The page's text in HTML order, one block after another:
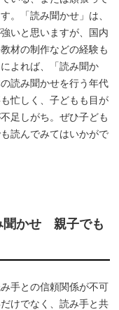
。「読み聞かせ」は、
いと思いますが、国内
材の制作などの経験も
よれば、「読み聞か
読み聞かせを行う年代
忙しく、子どもも目が
足しがち。ぜひ子ども
読んでみてはいかがで
聞かせ 親子でも
手との信頼関係が不可
けでなく、読み手と共